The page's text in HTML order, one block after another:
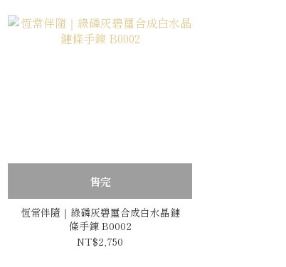
售完
恆常伴隨｜綠磷灰碧璽合成白水晶鏈
條手鍊 B0002
NT$2,750